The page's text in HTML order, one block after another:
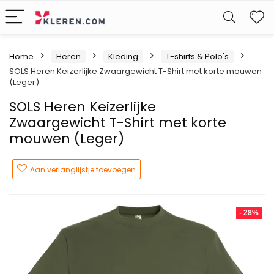
Home Heren Kleding
T-shirts & Polo's
SOLS Heren Keizerlijke Zwaargewicht T-Shirt met korte mouwen
(Leger)
SOLS Heren Keizerlijke
Zwaargewicht T-Shirt met korte
mouwen (Leger)
Aan verlanglijstje toevoegen
- 28%